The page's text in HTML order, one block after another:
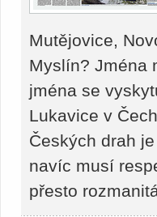
Mutějovice,
Myslín? Jména
jména se
Lukavice v
Českých drah
navíc musí
přesto